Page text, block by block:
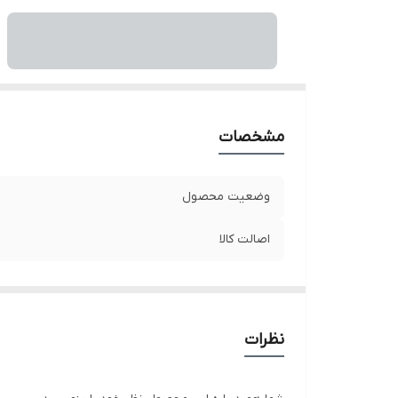
مشخصات
وضعیت محصول
اصالت کالا
نظرات